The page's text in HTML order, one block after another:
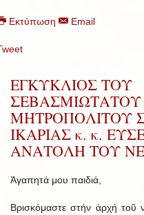
Εκτύπωση Email
ΕΓΚΥΚΛΙΟΣ ΤΟΥ
ΣΕΒΑΣΜΙΩΤΑΤΟΥ
ΜΗΤΡΟΠΟΛΙΤΟΥ
ΙΚΑΡΙΑΣ κ. κ.
ΑΝΑΤΟΛΗ ΤΟΥ
Ἀγαπητά μου παιδιά,
Βρισκόμαστε στήν ἀρχή τοῦ